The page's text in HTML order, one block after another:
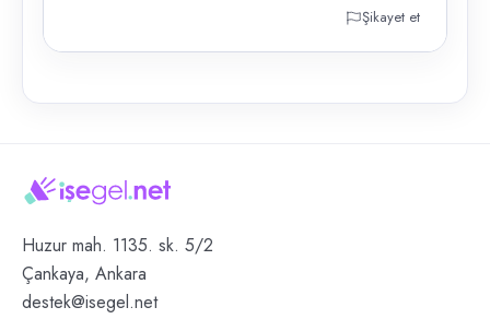
Şikayet et
Huzur mah. 1135. sk. 5/2
Çankaya, Ankara
destek@isegel.net